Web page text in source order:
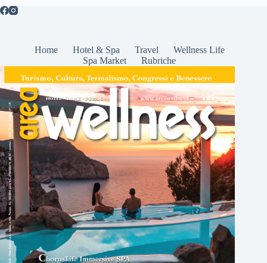
Home Hotel & Spa Travel
Wellness Life
Spa Market
Rubriche